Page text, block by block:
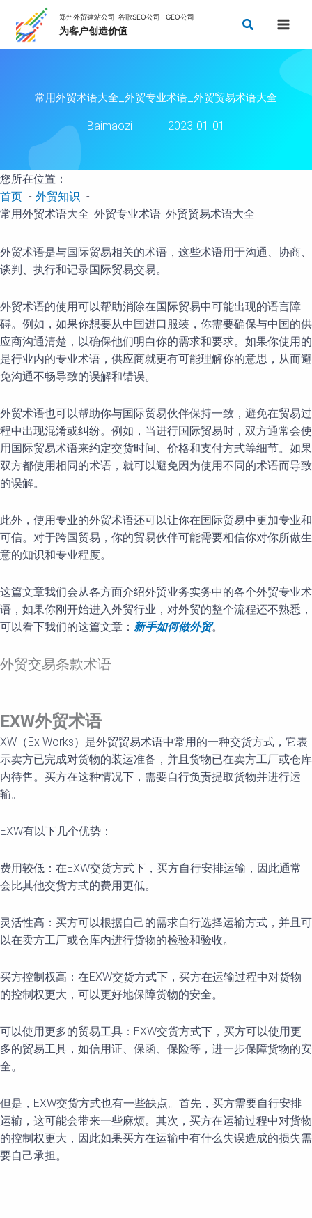
搜
常用外贸术语大全_外贸专业术语_外贸贸易术语大全
Baimaozi 2023-01-01
您所在位置：
首页
外贸知识
常用外贸术语大全_外贸专业术语_外贸贸易术语大全
外贸术语是与国际贸易相关的术语，这些术语用于沟通、协商、
谈判、执行和记录国际贸易交易。
外贸术语的使用可以帮助消除在国际贸易中可能出现的语言障
碍。例如，如果你想要从中国进口服装，你需要确保与中国的供
应商沟通清楚，以确保他们明白你的需求和要求。如果你使用的
是行业内的专业术语，供应商就更有可能理解你的意思，从而避
免沟通不畅导致的误解和错误。
外贸术语也可以帮助你与国际贸易伙伴保持一致，避免在贸易过
程中出现混淆或纠纷。例如，当进行国际贸易时，双方通常会使
用国际贸易术语来约定交货时间、价格和支付方式等细节。如果
双方都使用相同的术语，就可以避免因为使用不同的术语而导致
的误解。
此外，使用专业的外贸术语还可以让你在国际贸易中更加专业和
可信。对于跨国贸易，你的贸易伙伴可能需要相信你对你所做生
意的知识和专业程度。
这篇文章我们会从各方面介绍外贸业务实务中的各个外贸专业术
语，如果你刚开始进入外贸行业，对外贸的整个流程还不熟悉，
可以看下我们的这篇文章： 新手如何做外贸。
外贸交易条款术语
EXW外贸术语
XW（Ex Works）是外贸贸易术语中常用的一种交货方式，它表
示卖方已完成对货物的装运准备，并且货物已在卖方工厂或仓库
内待售。买方在这种情况下，需要自行负责提取货物并进行运
输。
EXW有以下几个优势：
费用较低：在EXW交货方式下，买方自行安排运输，因此通常
会比其他交货方式的费用更低。
灵活性高：买方可以根据自己的需求自行选择运输方式，并且可
以在卖方工厂或仓库内进行货物的检验和验收。
买方控制权高：在EXW交货方式下，买方在运输过程中对货物
的控制权更大，可以更好地保障货物的安全。
可以使用更多的贸易工具：EXW交货方式下，买方可以使用更
多的贸易工具，如信用证、保函、保险等，进一步保障货物的安
全。
但是，EXW交货方式也有一些缺点。首先，买方需要自行安排
运输，这可能会带来一些麻烦。其次，买方在运输过程中对货物
的控制权更大，因此如果买方在运输中有什么失误造成的损失需
要自己承担。